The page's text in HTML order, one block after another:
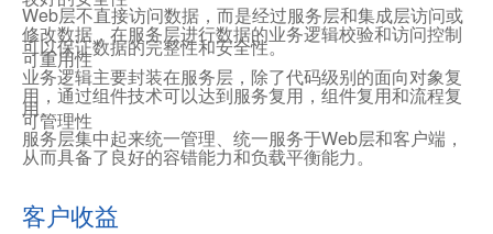
Web层不直接访问数据，而是经过服务层和集成层访问或
修改数据，在服务层进行数据的业务逻辑校验和访问控制
可以保证数据的完整性和安全性。
可重用性
业务逻辑主要封装在服务层，除了代码级别的面向对象复
用，通过组件技术可以达到服务复用，组件复用和流程复
用。
可管理性
服务层集中起来统一管理、统一服务于Web层和客户端，
从而具备了良好的容错能力和负载平衡能力。
客户收益